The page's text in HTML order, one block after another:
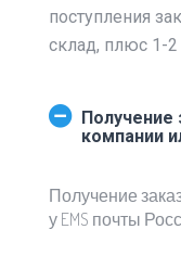
поступления
склад, плюс 1-2
Получение
компании
Получение
у EMS почты